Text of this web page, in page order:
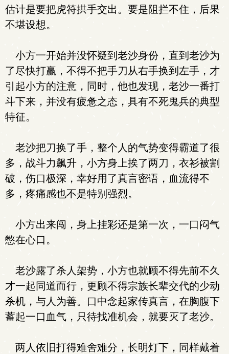
估计是要把虎符拱手交出。要是阻拦不住，后果
不堪设想。
小方一开始并没怀疑到老沙身份，直到老沙为
了尽快打赢，不得不把手刀从右手换到左手，才
引起小方的注意，同时，他也发现，老沙一番打
斗下来，并没有疲惫之态，具有不死鬼兵的典型
特征。
老沙把刀换了手，整个人的气势变得霸道了很
多，战斗力飙升，小方身上挨了两刀，衣衫被割
破，伤口极深，幸好用了真言密语，血流得不
多，疼痛感也不是特别强烈。
小方出来闯，身上挂彩还是第一次，一口闷气
憋在心口。
老沙露了杀人架势，小方也就顾不得先前不久
才一起同道而行，更顾不得宗族长辈交代的少动
杀机，与人为善。口中念起家传真言，在胸腹下
蓄起一口血气，只待找准机会，就要灭了老沙。
两人依旧打得难舍难分，长明灯下，同样戴着